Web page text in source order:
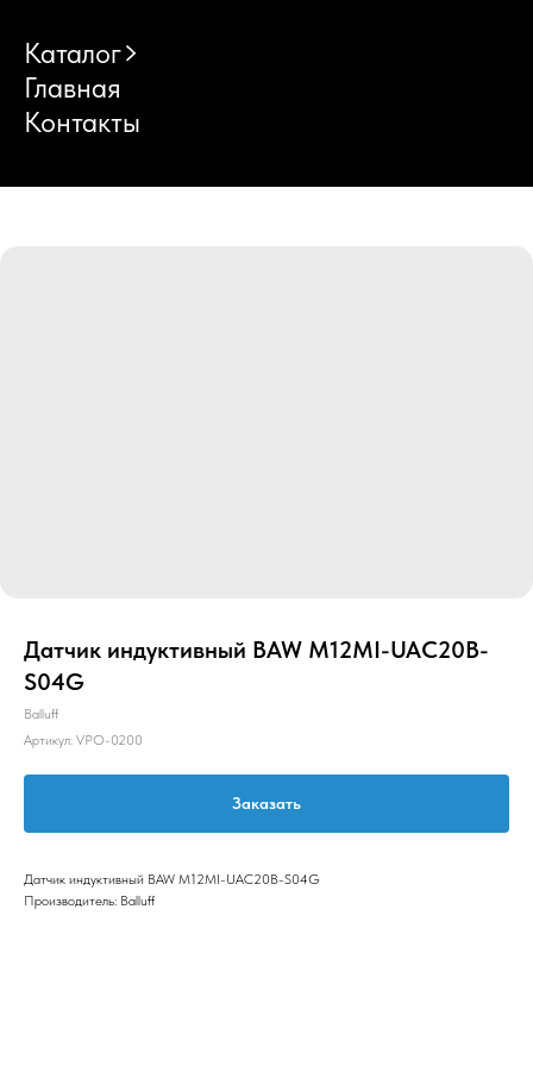
Каталог
Главная
Контакты
Датчик индуктивный BAW M12MI-UAC20B-
S04G
Balluff
Артикул: VPO-0200
Заказать
Датчик индуктивный BAW M12MI-UAC20B-S04G
Производитель: Balluff